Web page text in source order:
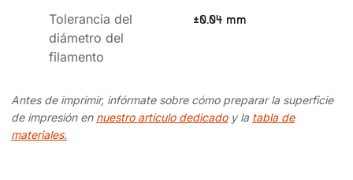
Tolerancia del
diámetro del
filamento
±0.04 mm
Antes de imprimir, infórmate sobre cómo preparar la superficie
de impresión en nuestro artículo dedicadoy la tabla de
materiales.